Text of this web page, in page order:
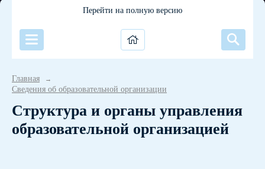
Перейти на полную версию
Главная →
Сведения об образовательной организации
Структура и органы управления
образовательной организацией